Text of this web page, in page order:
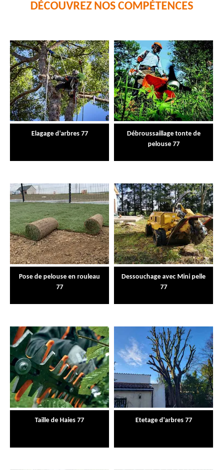
DÉCOUVREZ NOS COMPÉTENCES
Elagage d'arbres 77
Débroussaillage tonte de
pelouse 77
Pose de pelouse en rouleau
77
Dessouchage avec Mini pelle
77
Taille de Haies 77 Etetage d'arbres 77